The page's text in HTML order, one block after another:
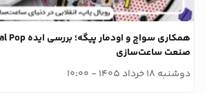
صنعت ساعت‌سازی
دوشنبه 18 خرداد 1405 - 10:00